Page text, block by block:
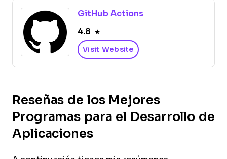
GitHub Actions
4.8
Visit Website
Reseñas de los Mejores
Programas para el Desarrollo de
Aplicaciones